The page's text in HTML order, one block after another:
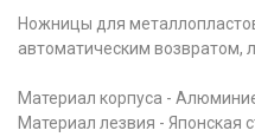
Ножницы для
автоматическим возвратом,
Материал корпуса -
Материал лезвия - Японская